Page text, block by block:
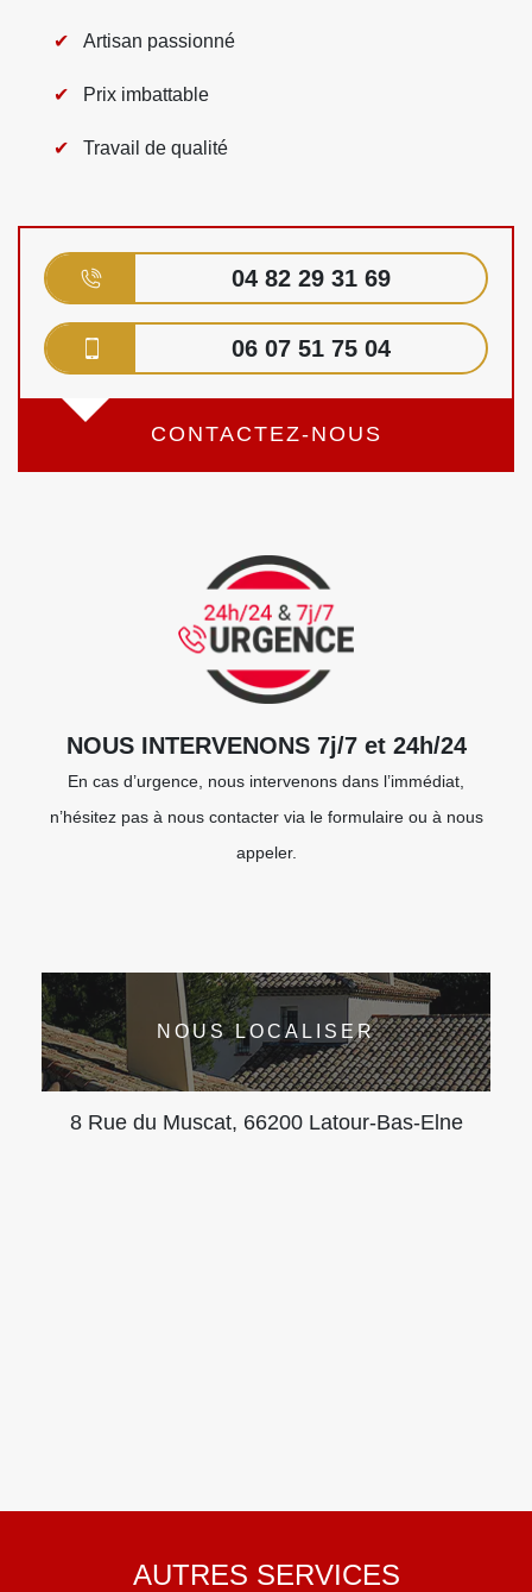
Artisan passionné
Prix imbattable
Travail de qualité
04 82 29 31 69
06 07 51 75 04
CONTACTEZ-NOUS
NOUS INTERVENONS 7j/7 et 24h/24
En cas d’urgence, nous intervenons dans l’immédiat,
n’hésitez pas à nous contacter via le formulaire ou à nous
appeler.
NOUS LOCALISER
8 Rue du Muscat, 66200 Latour-Bas-Elne
AUTRES SERVICES